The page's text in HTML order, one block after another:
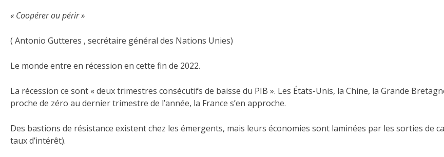
« Coopérer ou périr »
( Antonio Gutteres , secrétaire général des Nations Unies)
Le monde entre en récession en cette fin de 2022.
La récession ce sont « deux trimestres consécutifs de baisse du PIB ». Les États-Unis, la Chine, la Grande
proche de zéro au dernier trimestre de l’année, la France s’en approche.
Des bastions de résistance existent chez les émergents, mais leurs économies sont laminées par les sorties de
taux d’intérêt).